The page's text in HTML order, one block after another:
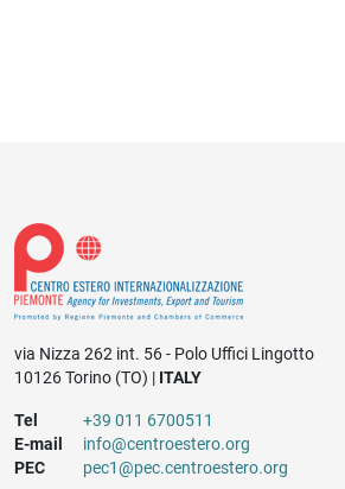
via Nizza 262 int. 56 - Polo Uffici Lingotto
10126 Torino (TO) | ITALY
Tel
+39 011 6700511
E-mail
info@centroestero.org
PEC
pec1@pec.centroestero.org